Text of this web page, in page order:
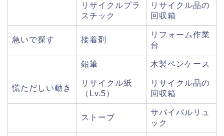
リサイクルプラ
スチック
リサイクル品の
回収箱
急いで探す 接着剤
リフォーム作業
台
鉛筆 木製ペンケース
慌ただしい動き
リサイクル紙
（Lv.5）
リサイクル品の
回収箱
ストーブ
サバイバルリュ
ック